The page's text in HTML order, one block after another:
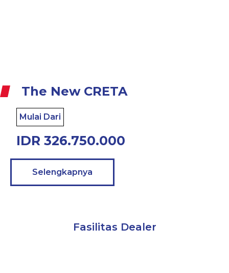
The New CRETA
Mulai Dari
IDR 326.750.000
Selengkapnya
Fasilitas Dealer